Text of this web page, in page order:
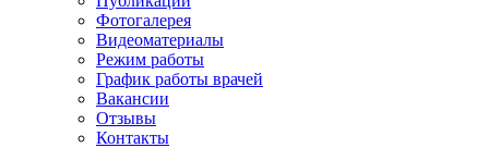
Фотогалерея
Видеоматериалы
Режим работы
График работы врачей
Вакансии
Отзывы
Контакты